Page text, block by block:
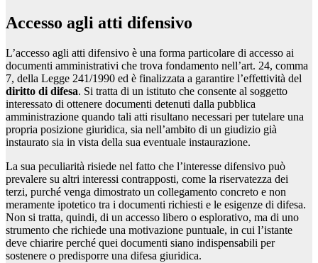
Accesso agli atti difensivo
L’accesso agli atti difensivo è una forma particolare di accesso ai
documenti amministrativi che trova fondamento nell’art. 24, comma
7, della Legge 241/1990 ed è finalizzata a garantire l’effettività del
diritto di difesa. Si tratta di un istituto che consente al soggetto
interessato di ottenere documenti detenuti dalla pubblica
amministrazione quando tali atti risultano necessari per tutelare una
propria posizione giuridica, sia nell’ambito di un giudizio già
instaurato sia in vista della sua eventuale instaurazione.
La sua peculiarità risiede nel fatto che l’interesse difensivo può
prevalere su altri interessi contrapposti, come la riservatezza dei
terzi, purché venga dimostrato un collegamento concreto e non
meramente ipotetico tra i documenti richiesti e le esigenze di difesa.
Non si tratta, quindi, di un accesso libero o esplorativo, ma di uno
strumento che richiede una motivazione puntuale, in cui l’istante
deve chiarire perché quei documenti siano indispensabili per
sostenere o predisporre una difesa giuridica.